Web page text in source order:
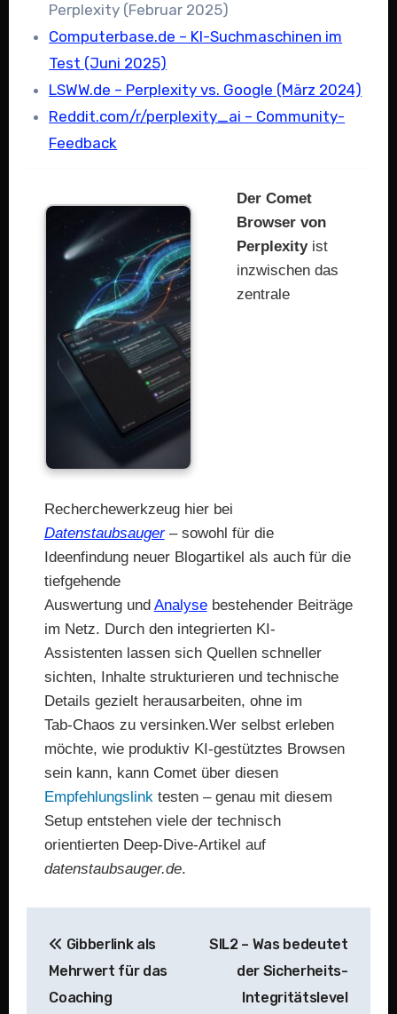
Perplexity (Februar 2025)
Computerbase.de – KI-Suchmaschinen im
Test (Juni 2025)
LSWW.de – Perplexity vs. Google (März 2024)
Reddit.com/r/perplexity_ai – Community-
Feedback
Der Comet
Browser von
Perplexityist
inzwischen das
zentrale
Recherchewerkzeug hier bei
Datenstaubsauger– sowohl für die
Ideenfindung neuer Blogartikel als auch für die
tiefgehende
Auswertung und Analysebestehender Beiträge
im Netz. Durch den integrierten KI-
Assistenten lassen sich Quellen schneller
sichten, Inhalte strukturieren und technische
Details gezielt herausarbeiten, ohne im
Tab-Chaos zu versinken.Wer selbst erleben
möchte, wie produktiv KI-gestütztes Browsen
sein kann, kann Comet über diesen
Empfehlungslinktesten – genau mit diesem
Setup entstehen viele der technisch
orientierten Deep-Dive-Artikel auf
datenstaubsauger.de.
Gibberlink als
Mehrwert für das
Coaching
SIL2 – Was bedeutet
der Sicherheits-
Integritätslevel